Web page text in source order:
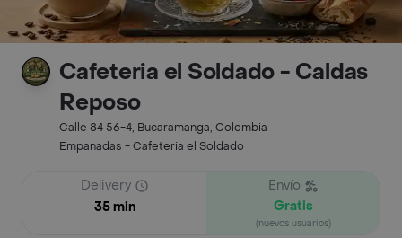
Cafeteria el Soldado - Caldas
Reposo
Calle 84 56-4, Bucaramanga, Colombia
Empanadas - Cafeteria el Soldado
Delivery
35 min
Envío
Gratis
(nuevos usuarios)